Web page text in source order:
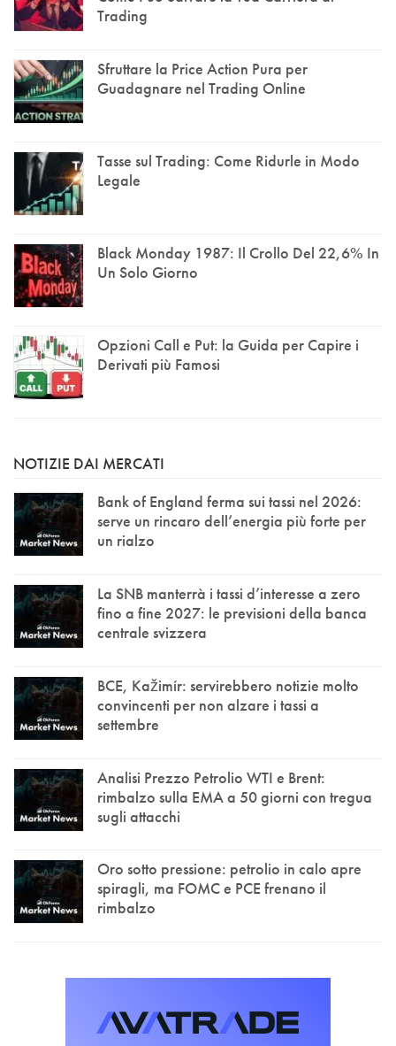
Trading
Sfruttare la Price Action Pura per
Guadagnare nel Trading Online
Tasse sul Trading: Come Ridurle in Modo
Legale
Black Monday 1987: Il Crollo Del 22,6% In
Un Solo Giorno
Opzioni Call e Put: la Guida per Capire i
Derivati più Famosi
NOTIZIE DAI MERCATI
Bank of England ferma sui tassi nel 2026:
serve un rincaro dell’energia più forte per
un rialzo
La SNB manterrà i tassi d’interesse a zero
fino a fine 2027: le previsioni della banca
centrale svizzera
BCE, Kažimír: servirebbero notizie molto
convincenti per non alzare i tassi a
settembre
Analisi Prezzo Petrolio WTI e Brent:
rimbalzo sulla EMA a 50 giorni con tregua
sugli attacchi
Oro sotto pressione: petrolio in calo apre
spiragli, ma FOMC e PCE frenano il
rimbalzo